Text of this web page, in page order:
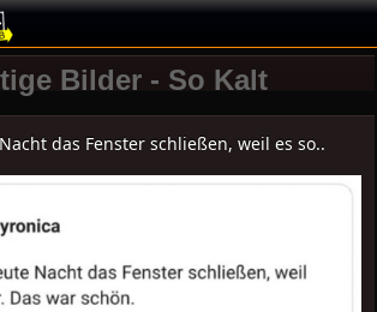
Bilder - So Kalt
das Fenster schließen, weil es so..